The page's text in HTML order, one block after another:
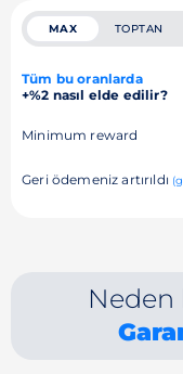
MAX TOPTAN
Tüm bu oranlarda
+%2 nasıl elde edilir?
Minimum reward
Geri ödemeniz artırıldı
Neden